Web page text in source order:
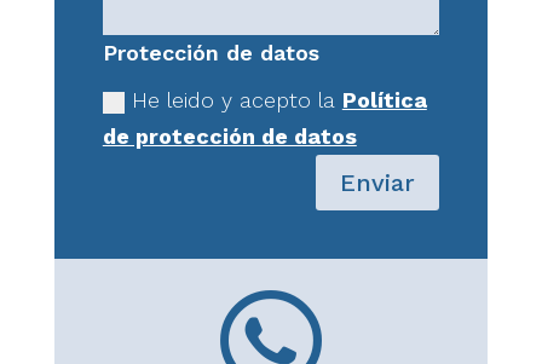
Protección de datos
He leido y acepto la Política
de protección de datos
Enviar